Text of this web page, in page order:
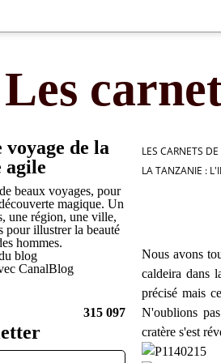
Les
voyage de la
agile
beaux voyages, pour
magique. Un
une région, une ville,
pour illustrer la beauté
hommes.
blog
CanalBlog
315 097
LES CARNETS
LA TANZANIE :
Nous avons
caldeira dans
précisé mais
N'oublions
cratère s'est